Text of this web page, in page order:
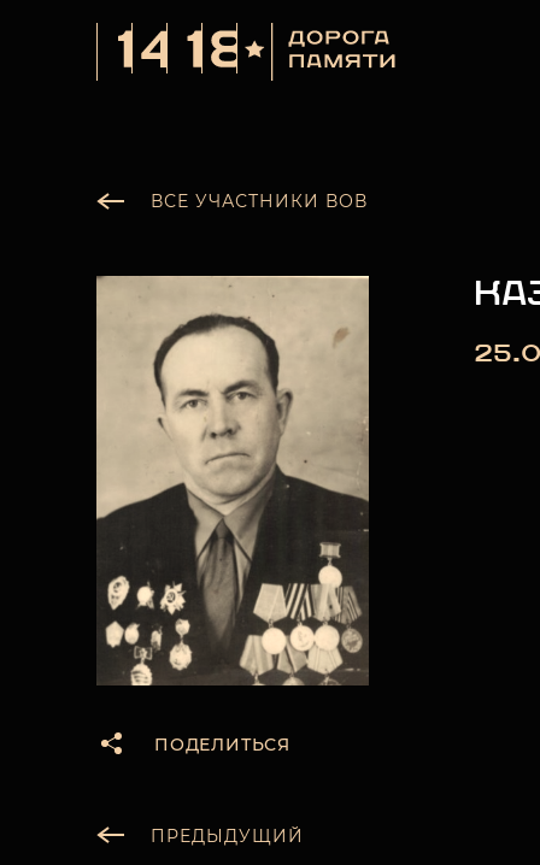
ВСЕ УЧАСТНИКИ ВОВ
ПОДЕЛИТЬСЯ
ПРЕДЫДУЩИЙ